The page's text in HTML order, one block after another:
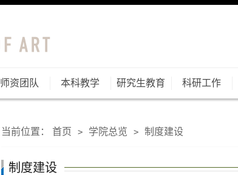
师资团队 本科教学 研究生教育 科研工作
当前位置： 首页 > 学院总览 > 制度建设
制度建设